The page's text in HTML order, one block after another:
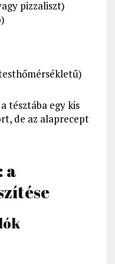
pizzaliszt)
tésztába egy kis
de az alaprecept
a